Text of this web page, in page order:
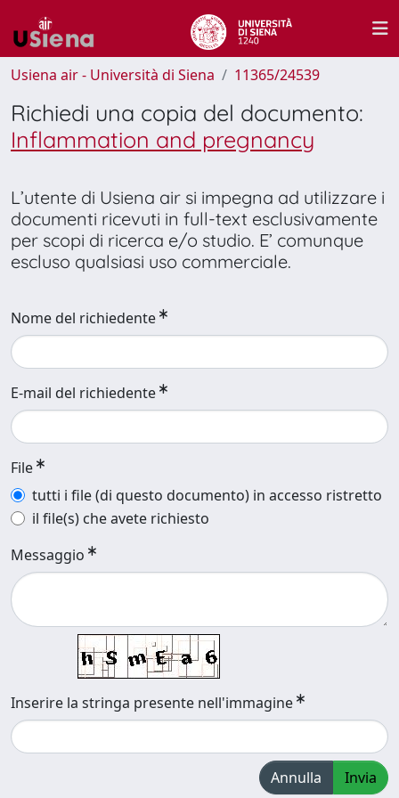
Usiena air - Università di Siena 11365/24539
Richiedi una copia del documento:
Inflammation and pregnancy
L’utente di Usiena air si impegna ad utilizzare i
documenti ricevuti in full-text esclusivamente
per scopi di ricerca e/o studio. E’ comunque
escluso qualsiasi uso commerciale.
Nome del richiedente
E-mail del richiedente
File
tutti i file (di questo documento) in accesso ristretto
il file(s) che avete richiesto
Messaggio
Inserire la stringa presente nell'immagine
Annulla Invia